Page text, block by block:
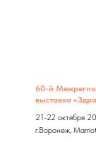
60-й
выставка
21-22 октября
г.Воронеж,